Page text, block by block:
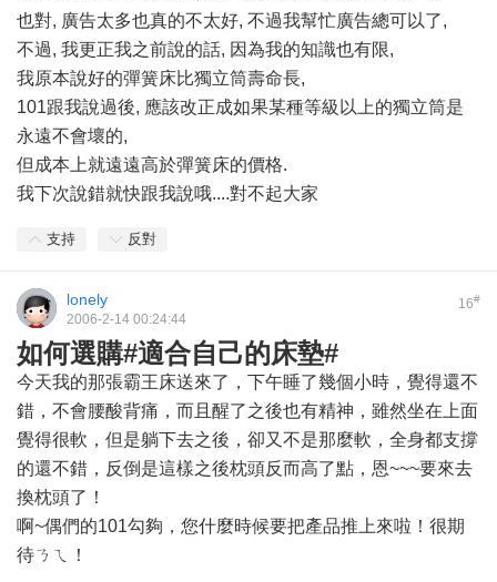
也對, 廣告太多也真的不太好, 不過我幫忙廣告總可以了,
不過, 我更正我之前說的話, 因為我的知識也有限,
我原本說好的彈簧床比獨立筒壽命長,
101跟我說過後, 應該改正成如果某種等級以上的獨立筒是
永遠不會壞的,
但成本上就遠遠高於彈簧床的價格.
我下次說錯就快跟我說哦....對不起大家
支持 反對
16#
lonely
2006-2-14 00:24:44
如何選購#適合自己的床墊#
今天我的那張霸王床送來了，下午睡了幾個小時，覺得還不
錯，不會腰酸背痛，而且醒了之後也有精神，雖然坐在上面
覺得很軟，但是躺下去之後，卻又不是那麼軟，全身都支撐
的還不錯，反倒是這樣之後枕頭反而高了點，恩~~~要來去
換枕頭了！
啊~偶們的101勾夠，您什麼時候要把產品推上來啦！很期
待ㄋㄟ！